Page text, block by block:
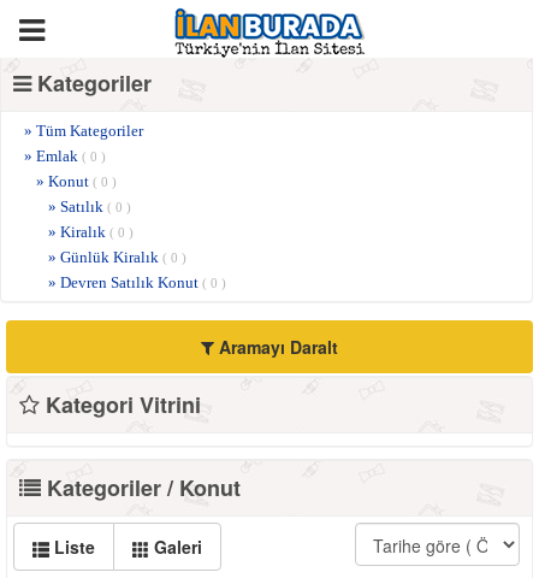
Kategoriler
» Tüm Kategoriler
» Emlak ( 0 )
» Konut ( 0 )
» Satılık ( 0 )
» Kiralık ( 0 )
» Günlük Kiralık ( 0 )
» Devren Satılık Konut ( 0 )
Aramayı Daralt
Kategori Vitrini
Kategoriler / Konut
Liste Galeri